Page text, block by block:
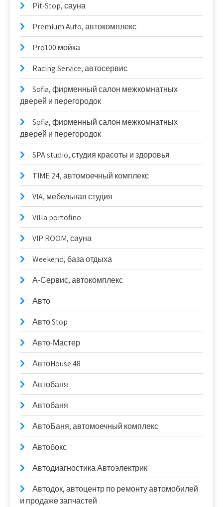
Pit-Stop, сауна
Premium Auto, автокомплекс
Pro100 мойка
Racing Service, автосервис
Sofia, фирменный салон межкомнатных
дверей и перегородок
Sofia, фирменный салон межкомнатных
дверей и перегородок
SPA studio, студия красоты и здоровья
TIME 24, автомоечный комплекс
VIA, мебельная студия
Villa portofino
VIP ROOM, сауна
Weekend, база отдыха
А-Сервис, автокомплекс
Авто
Авто Stop
Авто-Мастер
АвтоHouse 48
Автобаня
Автобаня
АвтоБаня, автомоечный комплекс
Автобокс
Автодиагностика Автоэлектрик
Автодок, автоцентр по ремонту автомобилей
и продаже запчастей